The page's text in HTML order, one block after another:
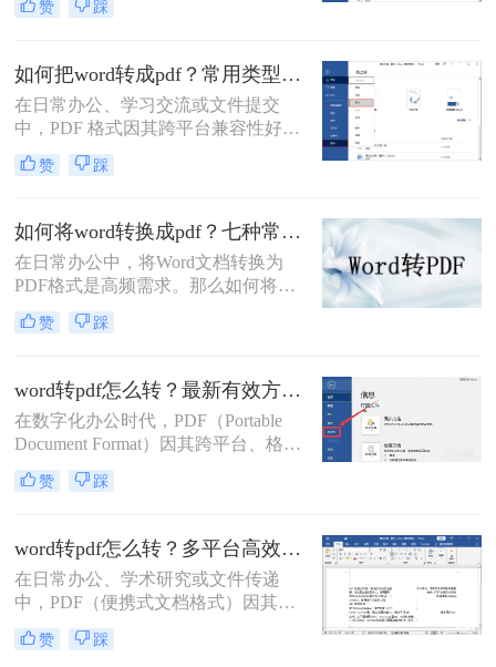
换场景。
的跨平台一致性、不易编辑的特性和
首选。而Microsoft Word则是我们创作
和编辑文档最常用的工具。因此，掌
握如何将Word文档完美地转换为
PDF，是每个现代办公人士和学生的
必备技能。
赞 踩
如何把word转成pdf？常用类型方法解析！
在日常办公、学习交流或文件提交
中，PDF 格式因其跨平台兼容性好、
格式不易被随意修改、体积相对可
控、安全性较高等特点，成为文件分
Word (.docx 或 .doc) 则是我们最常使
用的文档编辑工具。因此，将 Word
文档高效、准确地转换为 PDF 就成了
必备技能。
赞 踩
如何将word转换成pdf？七种常用方法深度解析！
在日常办公中，将Word文档转换为
PDF格式是高频需求。那么如何将
word转换成pdf呢？本文综合七种主流
转换方式，助您根据实际需求选择最
赞 踩
word转pdf怎么转？最新有效方法全解析！
在数字化办公时代，PDF（Portable
Document Format）因其跨平台、格式
固定、不易被编辑的特性，已成为文
档分发、归档和打印的首选格式。而
容的主要工具。因此，将Word文档完
美地转换为PDF，是一项几乎每个人
都会遇到的核心需求。
赞 踩
word转pdf怎么转？多平台高效转换方法详解！
在日常办公、学术研究或文件传递
中，PDF（便携式文档格式）因其跨
平台、格式固定、不易被篡改的特
性，已成为文件分发和归档的首选格
赞 踩